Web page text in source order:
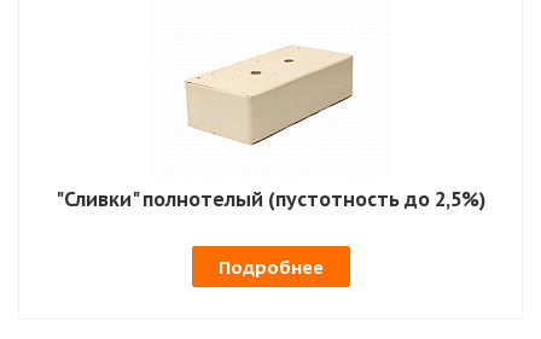
"Сливки" полнотелый (пустотность до 2,5%)
Подробнее